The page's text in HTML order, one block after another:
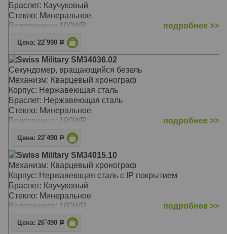
Браслет: Каучуковый
Стекло: Минеральное
Водозащита: 100WR
подробнее >>
Цена: 22`990 Р
Swiss Military SM34036.02
Секундомер, вращающийся безель
Механизм: Кварцевый хронограф
Корпус: Нержавеющая сталь
Браслет: Нержавеющая сталь
Стекло: Минеральное
Водозащита: 100WR
подробнее >>
Цена: 22`490 Р
Swiss Military SM34015.10
Механизм: Кварцевый хронограф
Корпус: Нержавеющая сталь с IP покрытием
Браслет: Каучуковый
Стекло: Минеральное
Водозащита: 100WR
подробнее >>
Цена: 26`490 Р